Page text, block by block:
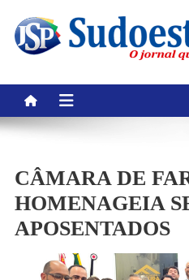
content
CÂMARA DE
HOMENAGEIA
APOSENTADOS